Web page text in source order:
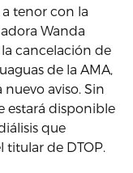
a tenor con la
Wanda
cancelación de
de la AMA,
aviso. Sin
estará disponible
que
titular de DTOP.